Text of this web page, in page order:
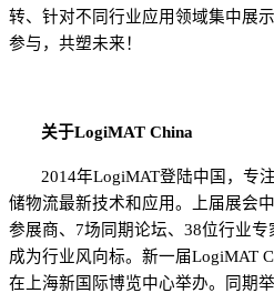
转、针对不同行业应用领域集中展
参与，共塑未来！
关于LogiMAT China
2014年LogiMAT登陆中国，专
储物流最新技术和应用。上届展会中
参展商、 7场同期论坛、 38位行业专
成为行业风向标。新一届LogiMAT
在上海新国际博览中心举办。同期举